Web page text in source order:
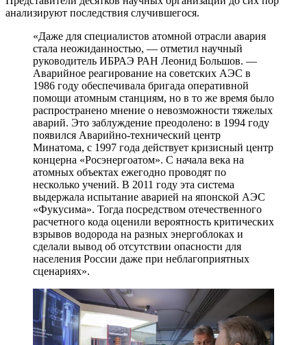
анализируют последствия случившегося.
«Даже для специалистов атомной отрасли авария
стала неожиданностью, — отметил научный
руководитель ИБРАЭ РАН Леонид Большов. —
Аварийное реагирование на советских АЭС в
1986 году обеспечивала бригада оперативной
помощи атомным станциям, но в то же время было
распространено мнение о невозможности тяжелых
аварий. Это заблуждение преодолено: в 1994 году
появился Аварийно-технический центр
Минатома, с 1997 года действует кризисный центр
концерна «Росэнергоатом». С начала века на
атомных объектах ежегодно проводят по
несколько учений. В 2011 году эта система
выдержала испытание аварией на японской АЭС
«Фукусима». Тогда посредством отечественного
расчетного кода оценили вероятность критических
взрывов водорода на разных энергоблоках и
сделали вывод об отсутствии опасности для
населения России даже при неблагоприятных
сценариях».